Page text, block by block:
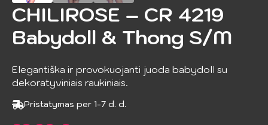
CHILIROSE – CR 4219
Babydoll & Thong S/M
Elegantiška ir provokuojanti juoda babydoll su
dekoratyviniais raukiniais.
Pristatymas per 1-7 d. d.